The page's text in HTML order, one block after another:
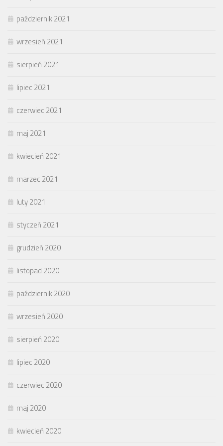
październik 2021
wrzesień 2021
sierpień 2021
lipiec 2021
czerwiec 2021
maj 2021
kwiecień 2021
marzec 2021
luty 2021
styczeń 2021
grudzień 2020
listopad 2020
październik 2020
wrzesień 2020
sierpień 2020
lipiec 2020
czerwiec 2020
maj 2020
kwiecień 2020